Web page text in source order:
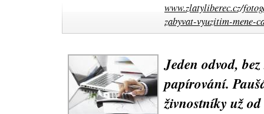
www.zlatyliberec.cz/
zabyvat-vyuzitim-mene-
Jeden odvod,
papírování.
živnostníky už